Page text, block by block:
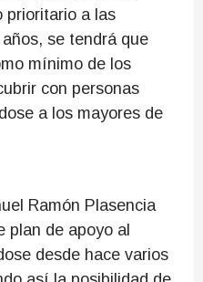
prioritario a las
se tendrá que
mínimo de los
con personas
a los mayores de
Ramón Plasencia
plan de apoyo al
desde hace varios